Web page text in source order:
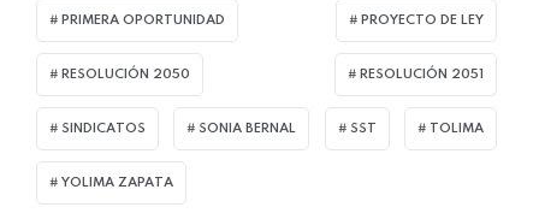
PRIMERA OPORTUNIDAD PROYECTO DE LEY
RESOLUCIÓN 2050 RESOLUCIÓN 2051
SINDICATOS SONIA BERNAL SST TOLIMA
YOLIMA ZAPATA